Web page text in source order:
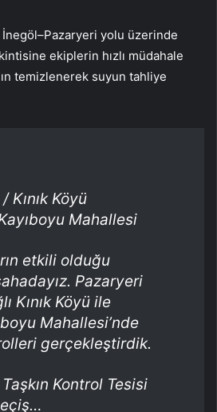
İnegöl–Pazaryeri yolu üzerinde
ekiplerin hızlı müdahale
temizlenerek suyun tahliye
Kınık Köyü
Mahallesi
etkili olduğu
Pazaryeri
Kınık Köyü ile
Mahallesi’nde
gerçekleştirdik.
Kontrol Tesisi